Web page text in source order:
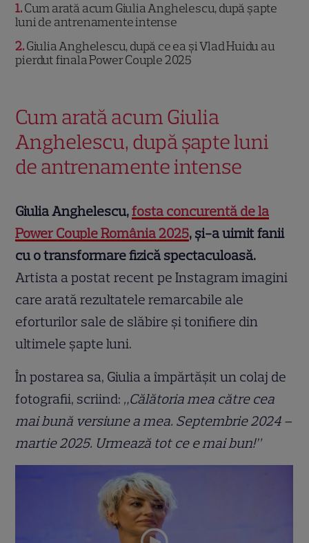
1 Cum arată acum Giulia Anghelescu, după șapte
luni de antrenamente intense
2 Giulia Anghelescu, după ce ea și Vlad Huidu au
pierdut finala Power Couple 2025
Cum arată acum Giulia
Anghelescu, după șapte luni
de antrenamente intense
Giulia Anghelescu,fosta concurentă de la
Power Couple România 2025, și-a uimit fanii
cu o transformare fizică spectaculoasă.
Artista a postat recent pe Instagram imagini
care arată rezultatele remarcabile ale
eforturilor sale de slăbire și tonifiere din
ultimele șapte luni.
În postarea sa, Giulia a împărtășit un colaj de
fotografii, scriind: „Călătoria mea către cea
mai bună versiune a mea. Septembrie 2024 –
martie 2025. Urmează tot ce e mai bun!”